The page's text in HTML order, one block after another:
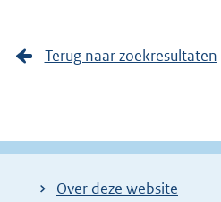
Terug naar zoekresultaten
Over deze website